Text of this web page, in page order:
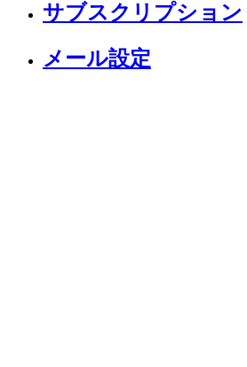
サブスクリプション
メール設定